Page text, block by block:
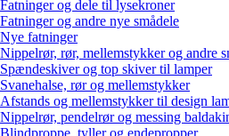
Fatninger og dele til lysekroner
Fatninger og andre nye smådele
Nye fatninger
Nippelrør, rør, mellemstykker og andre
Spændeskiver og top skiver til lamper
Svanehalse, rør og mellemstykker
Afstands og mellemstykker til design
Nippelrør, pendelrør og messing
Blindproppe, tyller og endepropper